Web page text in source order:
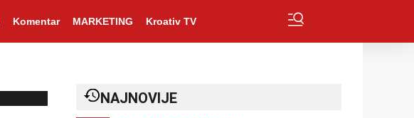
Komentar MARKETING Kroativ TV
NAJNOVIJE